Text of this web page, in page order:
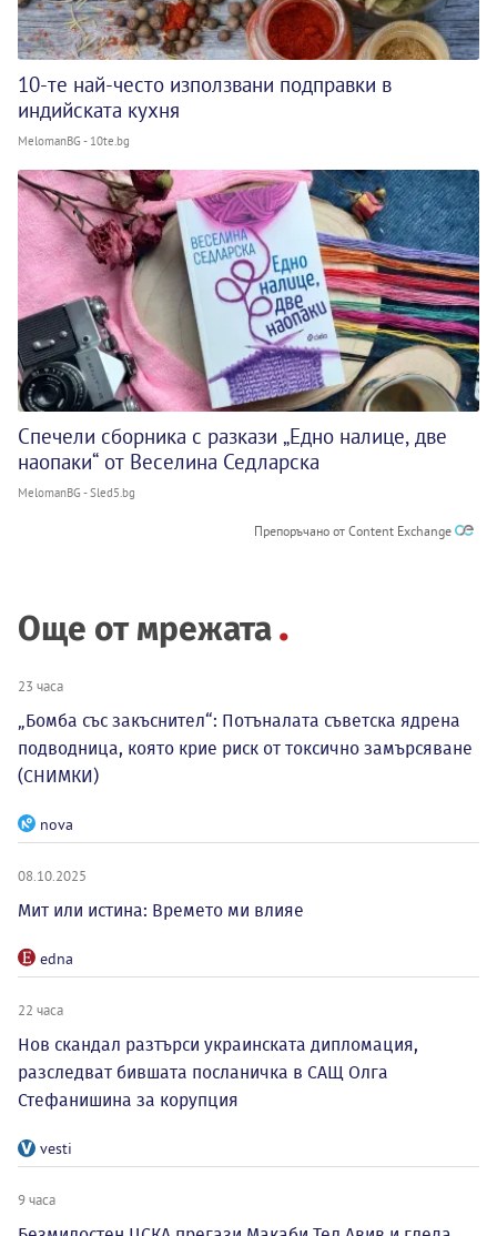
10-те най-често използвани подправки в
индийската кухня
MelomanBG - 10te.bg
Спечели сборника с разкази „Едно налице, две
наопаки“ от Веселина Седларска
MelomanBG - Sled5.bg
Препоръчано от Content Exchange
Още от мрежата
23 часа
„Бомба със закъснител“: Потъналата съветска ядрена
подводница, която крие риск от токсично замърсяване
(СНИМКИ)
nova
08.10.2025
Мит или истина: Времето ми влияе
edna
22 часа
Нов скандал разтърси украинската дипломация,
разследват бившата посланичка в САЩ Олга
Стефанишина за корупция
vesti
9 часа